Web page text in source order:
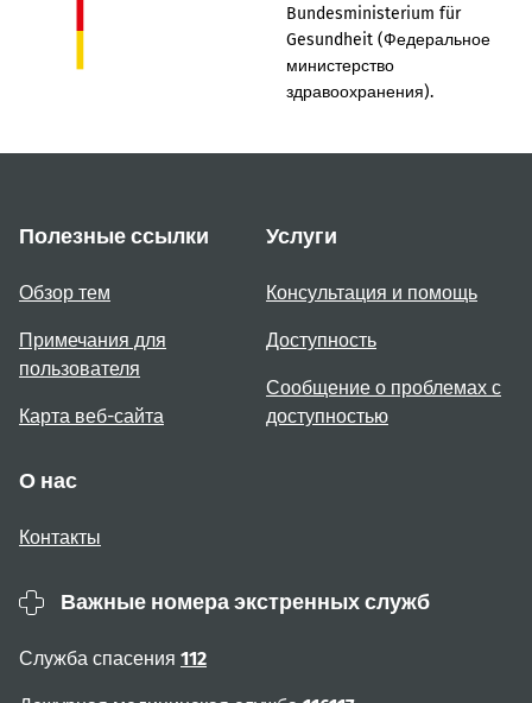
Bundesministerium für
Gesundheit (Федеральное
министерство
здравоохранения).
Полезные ссылки
Обзор тем
Примечания для
пользователя
Карта веб-сайта
Услуги
Консультация и помощь
Доступность
Сообщение о проблемах с
доступностью
О нас
Контакты
Важные номера экстренных служб
Служба спасения 112